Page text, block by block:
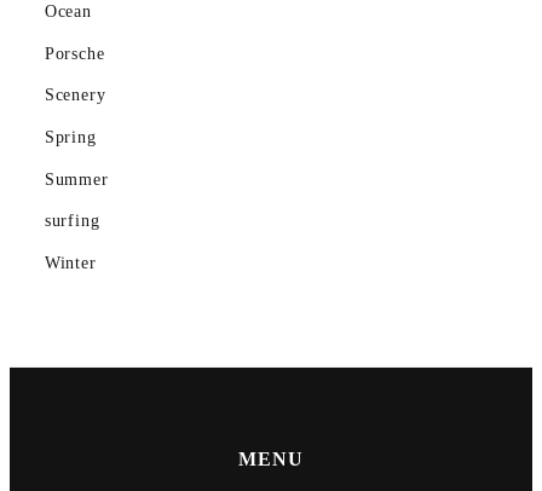
Ocean
Porsche
Scenery
Spring
Summer
surfing
Winter
MENU